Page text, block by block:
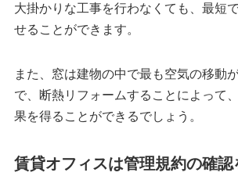
大掛かりな工事を行わなくても、最短
せることができます。
また、窓は建物の中で最も空気の移動
で、断熱リフォームすることによって
果を得ることができるでしょう。
賃貸オフィスは管理規約の確認